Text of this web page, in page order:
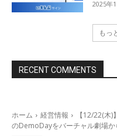
2025年
もっ
RECENT COMMENTS